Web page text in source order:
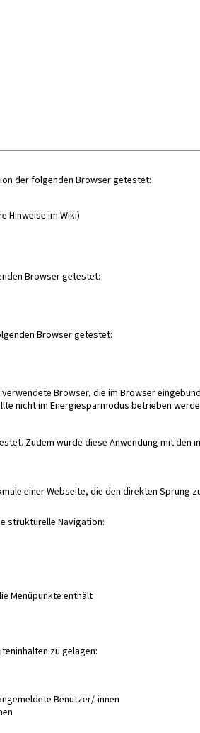
der folgenden Browser getestet:
Hinweise im Wiki)
Browser getestet:
Browser getestet:
Browser, die im Browser
nicht im Energiesparmodus betrieben
Zudem wurde diese Anwendung mit den
einer Webseite, die den direkten Sprung
strukturelle Navigation:
Menüpunkte enthält
zu gelagen:
Benutzer/-innen